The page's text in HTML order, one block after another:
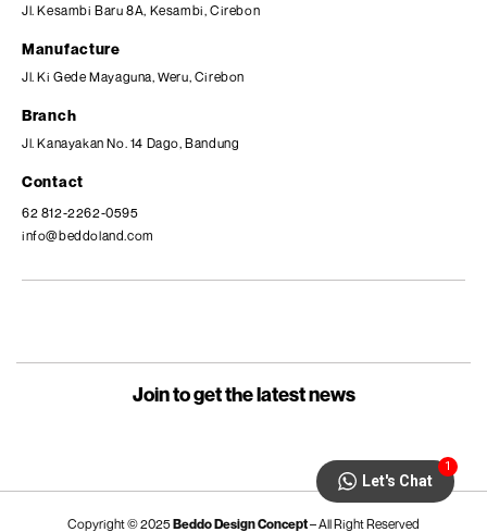
Jl. Kesambi Baru 8A, Kesambi, Cirebon
Manufacture
Jl. Ki Gede Mayaguna, Weru, Cirebon
Branch
Jl. Kanayakan No. 14 Dago, Bandung
Contact
62 812-2262-0595
info@beddoland.com
Join to get the latest news
Copyright © 2025Beddo Design Concept– All Right Reserved
Let's Chat
1